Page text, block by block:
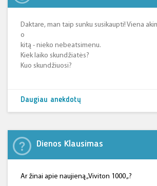
Daktare, man taip sunku susikaupti! Viena
o
kitą - nieko nebeatsimenu.
Kiek laiko skundžiatės?
Kuo skundžiuosi?
Daugiau anekdotų
Dienos Klausimas
Ar žinai apie naujieną „Viviton 1000 „?